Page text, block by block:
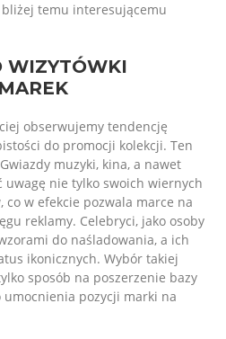
temu interesującemu
WIZYTÓWKI
obserwujemy tendencję
do promocji kolekcji. Ten
muzyki, kina, a nawet
nie tylko swoich wiernych
w efekcie pozwala marce na
reklamy. Celebryci, jako osoby
do naśladowania, a ich
ikonicznych. Wybór takiej
sposób na poszerzenie bazy
pozycji marki na